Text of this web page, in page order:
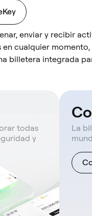
enviar y recibir
cualquier
billetera integrada
todas
y
La